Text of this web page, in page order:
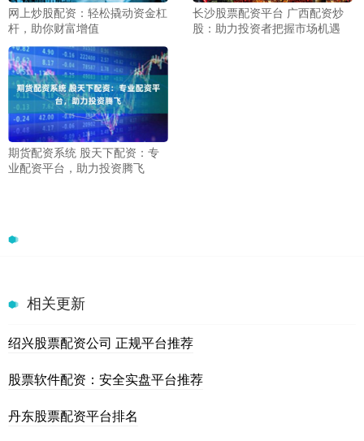
网上炒股配资：轻松撬动资金杠
杆，助你财富增值
长沙股票配资平台 广西配资炒
股：助力投资者把握市场机遇
期货配资系统 股天下配资：专
业配资平台，助力投资腾飞
相关更新
绍兴股票配资公司 正规平台推荐
股票软件配资：安全实盘平台推荐
丹东股票配资平台排名